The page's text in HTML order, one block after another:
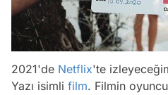
2021'de Netflix'te
Yazı isimli film. Filmin